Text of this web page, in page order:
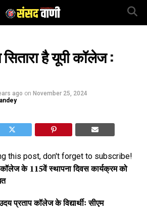
है यूपी कॉलेज :
ago on November 25, 2024
this post, don't forget to subscribe!
के 115वें स्थापना दिवस कार्यक्रम को
प्रताप कॉलेज के विद्यार्थीः सीएम